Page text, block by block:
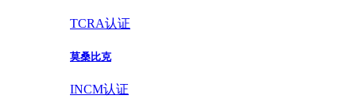
TCRA认证
莫桑比克
INCM认证